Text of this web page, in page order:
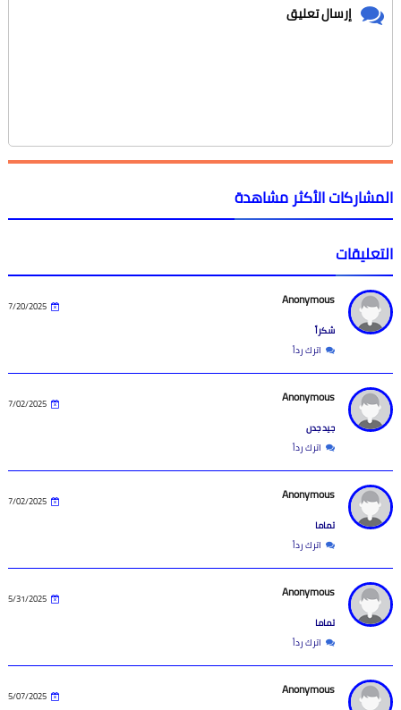
إرسال تعليق
المشاركات الأكثر مشاهدة
التعليقات
Anonymous
7/20/2025
شكراً
اترك رداً
Anonymous
7/02/2025
جيد جدن
اترك رداً
Anonymous
7/02/2025
تماما
اترك رداً
Anonymous
5/31/2025
تماما
اترك رداً
Anonymous
5/07/2025